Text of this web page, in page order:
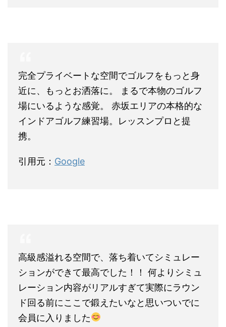
完全プライベートな空間でゴルフをもっと身
近に、もっとお洒落に。 まるで本物のゴルフ
場にいるような感覚。 赤坂エリアの本格的な
インドアゴルフ練習場。レッスンプロと提
携。
引用元： Google
高級感溢れる空間で、落ち着いてシミュレー
ションができて最高でした！！ 何よりシミュ
レーション内容がリアルすぎて実際にラウン
ド回る前にここで鍛えたいなと思いついでに
会員に入りました